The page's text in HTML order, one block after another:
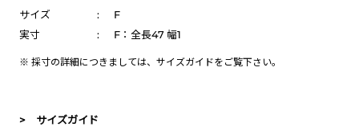
サイズ
:
F
実寸
: F：全長47 幅1
※ 採寸の詳細につきましては、 サイズガイドをご覧下さい。
> サイズガイド